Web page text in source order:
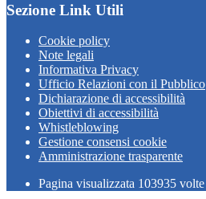
Sezione Link Utili
Cookie policy
Note legali
Informativa Privacy
Ufficio Relazioni con il Pubblico
Dichiarazione di accessibilità
Obiettivi di accessibilità
Whistleblowing
Gestione consensi cookie
Amministrazione trasparente
Pagina visualizzata 103935 volte